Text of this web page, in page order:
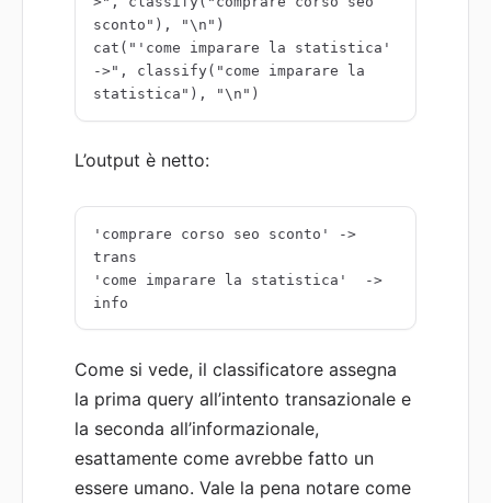
sconto"), "\n")
cat("'come imparare la statistica'
->", classify("come imparare la
statistica"), "\n")
L’output è netto:
'comprare corso seo sconto' ->
trans
'come imparare la statistica'  ->
info
Come si vede, il classificatore assegna
la prima query all’intento transazionale e
la seconda all’informazionale,
esattamente come avrebbe fatto un
essere umano. Vale la pena notare come